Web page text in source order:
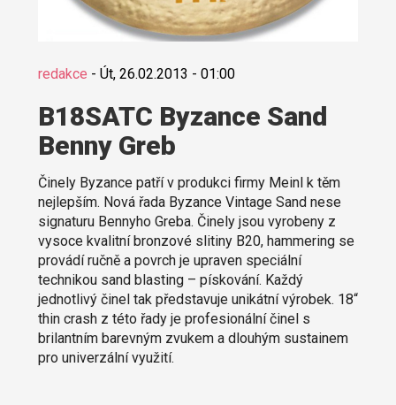
redakce - Út, 26.02.2013 - 01:00
B18SATC Byzance Sand
Benny Greb
Činely Byzance patří v produkci firmy Meinl k těm
nejlepším. Nová řada Byzance Vintage Sand nese
signaturu Bennyho Greba. Činely jsou vyrobeny z
vysoce kvalitní bronzové slitiny B20, hammering se
provádí ručně a povrch je upraven speciální
technikou sand blasting – pískování. Každý
jednotlivý činel tak představuje unikátní výrobek. 18“
thin crash z této řady je profesionální činel s
brilantním barevným zvukem a dlouhým sustainem
pro univerzální využití.